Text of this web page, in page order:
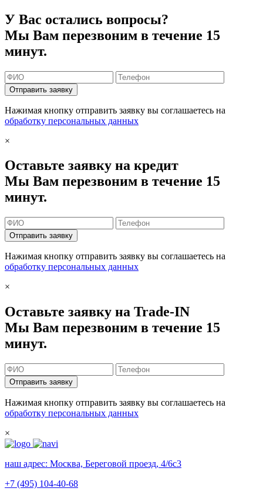
У Вас остались вопросы?
Мы Вам перезвоним в течение 15
минут.
Отправить заявку
Нажимая кнопку отправить заявку вы соглашаетесь на
обработку персональных данных
×
Оставьте заявку на кредит
Мы Вам перезвоним в течение 15
минут.
Отправить заявку
Нажимая кнопку отправить заявку вы соглашаетесь на
обработку персональных данных
×
Оставьте заявку на Trade-IN
Мы Вам перезвоним в течение 15
минут.
Отправить заявку
Нажимая кнопку отправить заявку вы соглашаетесь на
обработку персональных данных
×
наш адрес: Москва, Береговой проезд, 4/6с3
+7 (495) 104-40-68